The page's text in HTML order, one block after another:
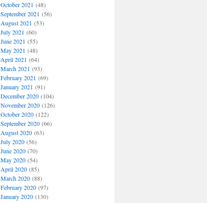
October 2021 (48)
September 2021 (56)
August 2021 (53)
July 2021 (60)
June 2021 (55)
May 2021 (48)
April 2021 (64)
March 2021 (93)
February 2021 (69)
January 2021 (91)
December 2020(104)
November 2020(126)
October 2020(122)
September 2020(66)
August 2020(63)
July 2020(56)
June 2020(70)
May 2020(54)
April 2020(85)
March 2020(88)
February 2020(97)
January 2020(130)